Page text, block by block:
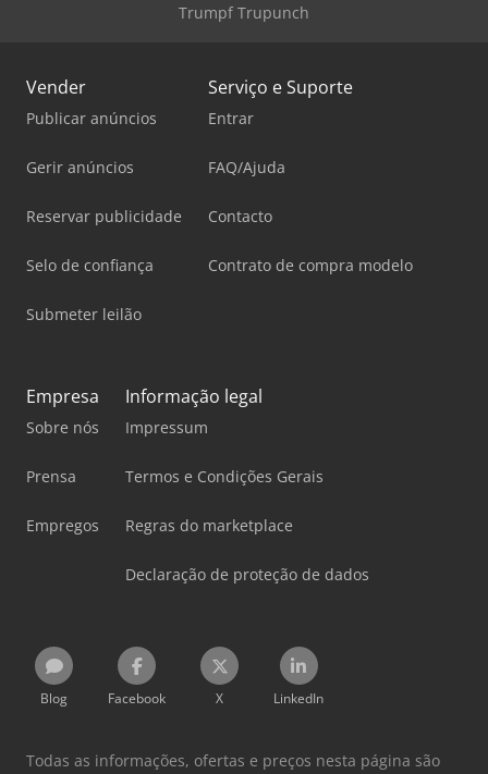
Trumpf Trupunch
Vender
Publicar anúncios
Gerir anúncios
Reservar publicidade
Selo de confiança
Submeter leilão
Serviço e Suporte
Entrar
FAQ/Ajuda
Contacto
Contrato de compra modelo
Empresa
Sobre nós
Prensa
Empregos
Informação legal
Impressum
Termos e Condições Gerais
Regras do marketplace
Declaração de proteção de dados
Blog Facebook X LinkedIn
Todas as informações, ofertas e preços nesta página são